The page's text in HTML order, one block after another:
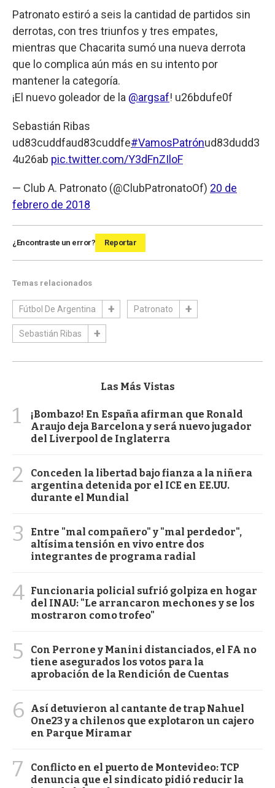
Patronato estiró a seis la cantidad de partidos sin
derrotas, con tres triunfos y tres empates,
mientras que Chacarita sumó una nueva derrota
que lo complica aún más en su intento por
mantener la categoría.
¡El nuevo goleador de la @argsaf! u26bdufe0f
Sebastián Ribas
ud83cuddfaud83cuddfe#VamosPatrónud83dudd3
4u26ab pic.twitter.com/Y3dFnZIloF
— Club A. Patronato (@ClubPatronatoOf) 20 de
febrero de 2018
¿Encontraste un error? Reportar
Temas relacionados
Fútbol De Argentina Patronato
Sebastián Ribas
Las Más Vistas
1
¡Bombazo! En España afirman que Ronald
Araujo deja Barcelona y será nuevo jugador
del Liverpool de Inglaterra
2
Conceden la libertad bajo fianza a la niñera
argentina detenida por el ICE en EE.UU.
durante el Mundial
3
Entre "mal compañero" y "mal perdedor",
altísima tensión en vivo entre dos
integrantes de programa radial
4 Funcionaria policial sufrió golpiza en hogar
del INAU: "Le arrancaron mechones y se los
mostraron como trofeo"
5
Con Perrone y Manini distanciados, el FA no
tiene asegurados los votos para la
aprobación de la Rendición de Cuentas
6
Así detuvieron al cantante de trap Nahuel
One23 y a chilenos que explotaron un cajero
en Parque Miramar
7
Conflicto en el puerto de Montevideo: TCP
denuncia que el sindicato pidió reducir la